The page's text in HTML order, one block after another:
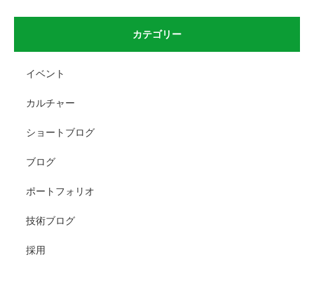
カテゴリー
イベント
カルチャー
ショートブログ
ブログ
ポートフォリオ
技術ブログ
採用